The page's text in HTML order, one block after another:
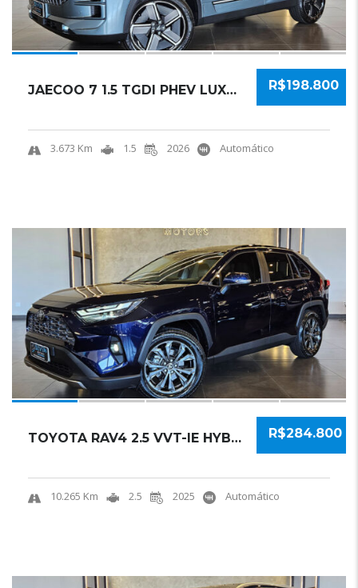
R$198.800
JAECOO 7 1.5 TGDI PHEV LUXURY DHT 2026 SUV.....
3.673 Km 1.5 2026 Automático
R$284.800
TOYOTA RAV4 2.5 VVT-IE HYBRID SX CONNECT AWD...
10.265 Km 2.5 2025 Automático